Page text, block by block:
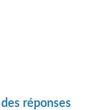
réponses